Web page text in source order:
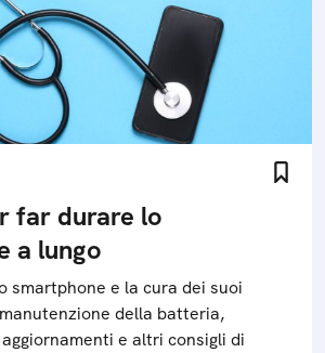
far durare lo
a lungo
smartphone e la cura dei suoi
della batteria,
e altri consigli di